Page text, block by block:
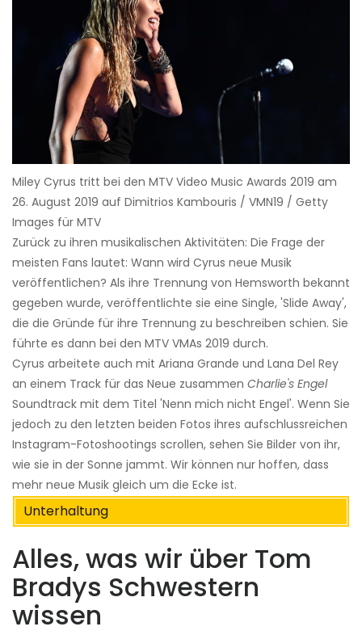
Miley Cyrus tritt bei den MTV Video Music Awards 2019 am
26. August 2019 auf Dimitrios Kambouris / VMN19 / Getty
Images für MTV
Zurück zu ihren musikalischen Aktivitäten: Die Frage der
meisten Fans lautet: Wann wird Cyrus neue Musik
veröffentlichen? Als ihre Trennung von Hemsworth bekannt
gegeben wurde, veröffentlichte sie eine Single, 'Slide Away',
die die Gründe für ihre Trennung zu beschreiben schien. Sie
führte es dann bei den MTV VMAs 2019 durch.
Cyrus arbeitete auch mit Ariana Grande und Lana Del Rey
an einem Track für das Neue zusammen Charlie's Engel
Soundtrack mit dem Titel 'Nenn mich nicht Engel'. Wenn Sie
jedoch zu den letzten beiden Fotos ihres aufschlussreichen
Instagram-Fotoshootings scrollen, sehen Sie Bilder von ihr,
wie sie in der Sonne jammt. Wir können nur hoffen, dass
mehr neue Musik gleich um die Ecke ist.
Unterhaltung
Alles, was wir über Tom
Bradys Schwestern
wissen